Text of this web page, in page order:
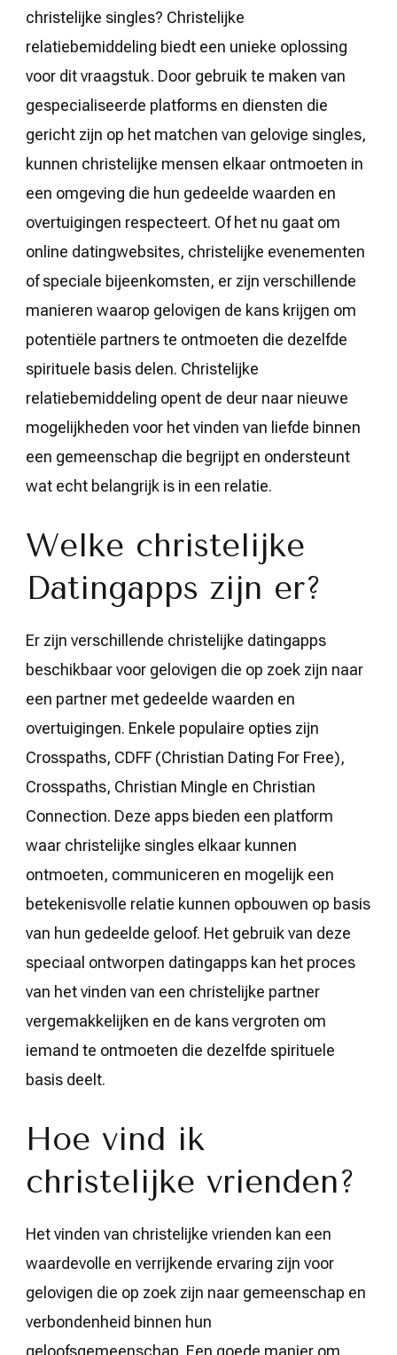
christelijke singles? Christelijke
relatiebemiddeling biedt een unieke oplossing
voor dit vraagstuk. Door gebruik te maken van
gespecialiseerde platforms en diensten die
gericht zijn op het matchen van gelovige singles,
kunnen christelijke mensen elkaar ontmoeten in
een omgeving die hun gedeelde waarden en
overtuigingen respecteert. Of het nu gaat om
online datingwebsites, christelijke evenementen
of speciale bijeenkomsten, er zijn verschillende
manieren waarop gelovigen de kans krijgen om
potentiële partners te ontmoeten die dezelfde
spirituele basis delen. Christelijke
relatiebemiddeling opent de deur naar nieuwe
mogelijkheden voor het vinden van liefde binnen
een gemeenschap die begrijpt en ondersteunt
wat echt belangrijk is in een relatie.
Welke christelijke
Datingapps zijn er?
Er zijn verschillende christelijke datingapps
beschikbaar voor gelovigen die op zoek zijn naar
een partner met gedeelde waarden en
overtuigingen. Enkele populaire opties zijn
Crosspaths, CDFF (Christian Dating For Free),
Crosspaths, Christian Mingle en Christian
Connection. Deze apps bieden een platform
waar christelijke singles elkaar kunnen
ontmoeten, communiceren en mogelijk een
betekenisvolle relatie kunnen opbouwen op basis
van hun gedeelde geloof. Het gebruik van deze
speciaal ontworpen datingapps kan het proces
van het vinden van een christelijke partner
vergemakkelijken en de kans vergroten om
iemand te ontmoeten die dezelfde spirituele
basis deelt.
Hoe vind ik
christelijke vrienden?
Het vinden van christelijke vrienden kan een
waardevolle en verrijkende ervaring zijn voor
gelovigen die op zoek zijn naar gemeenschap en
verbondenheid binnen hun
geloofsgemeenschap. Een goede manier om